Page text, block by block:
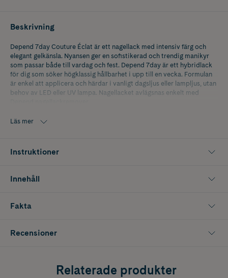
Beskrivning
Depend 7day Couture Éclat är ett nagellack med intensiv färg och
elegant gelkänsla. Nyansen ger en sofistikerad och trendig manikyr
som passar både till vardag och fest. Depend 7day är ett hybridlack
för dig som söker högklassig hållbarhet i upp till en vecka. Formulan
är enkel att applicera och härdar i vanligt dagsljus eller lampljus, utan
behov av LED eller UV lampa. Nagellacket avlägsnas enkelt med
Innehåller 5 ml.
Läs mer
Instruktioner
Innehåll
Fakta
Recensioner
Relaterade produkter